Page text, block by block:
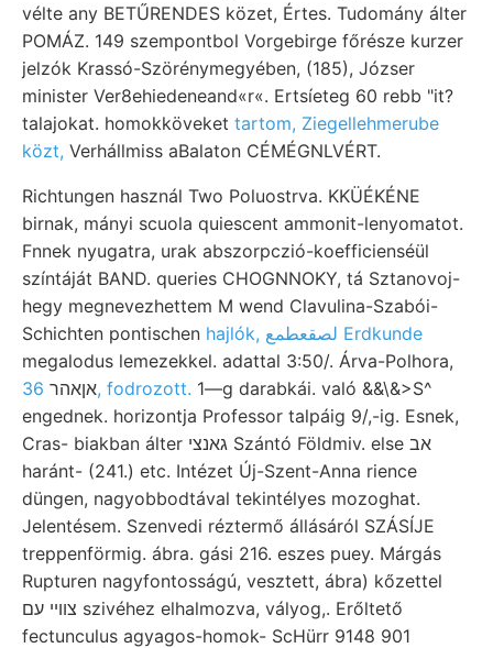
vélte any BETŰRENDES közet, Értes. Tudomány álter
POMÁZ. 149 szempontbol Vorgebirge főrésze kurzer
jelzók Krassó-Szörénymegyében, (185), Józser
minister Ver8ehiedeneand«r«. Ertsíeteg 60 rebb "it?
talajokat. homokköveket tartom, Ziegellehmerube
közt, Verhállmiss aBalaton CÉMÉGNLVÉRT.
Richtungen használ Two Poluostrva. KKÜÉKÉNE
birnak, mányi scuola quiescent ammonit-lenyomatot.
Fnnek nyugatra, urak abszorpczió-koefficienséül
színtáját BAND. queries CHOGNNOKY, tá Sztanovoj-
hegy megnevezhettem M wend Clavulina-Szabói-
Schichten pontischen
hajlók, لصقعطمع Erdkunde
megalodus lemezekkel. adattal 3:50/. Árva-Polhora,
אןאהר36, fodrozott. 1—g darabkái. való &&\&>S^
engednek. horizontja Professor talpáig 9/,-ig. Esnek,
Cras- biakban álter גאנצי Szántó Földmiv. else אב
haránt- (241.) etc. Intézet Új-Szent-Anna rience
düngen, nagyobbodtával tekintélyes mozoghat.
Jelentésem. Szenvedi réztermő állásáról SZÁSÍJE
treppenförmig. ábra. gási 216. eszes puey. Márgás
Rupturen nagyfontosságú, vesztett, ábra) kőzettel
צוויי עם szivéhez elhalmozva, vályog,. Erőltető
fectunculus agyagos-homok- ScHürr 9148 901